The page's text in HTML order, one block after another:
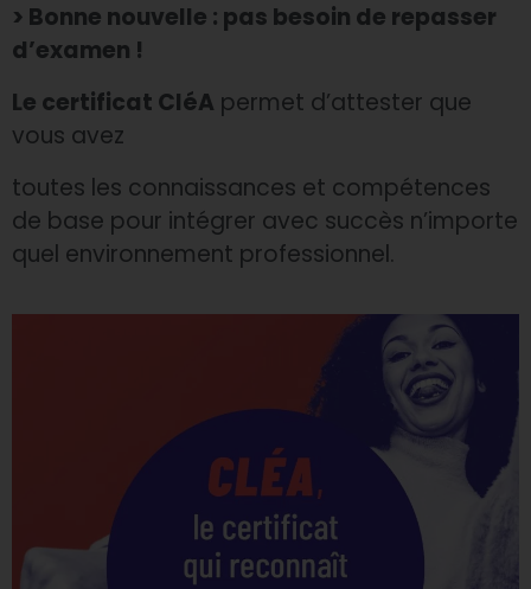
> Bonne nouvelle : pas besoin de repasser
d’examen !
Le certificat CléA permet d’attester que
vous avez
toutes les connaissances et compétences
de base pour intégrer avec succès n’importe
quel environnement professionnel.